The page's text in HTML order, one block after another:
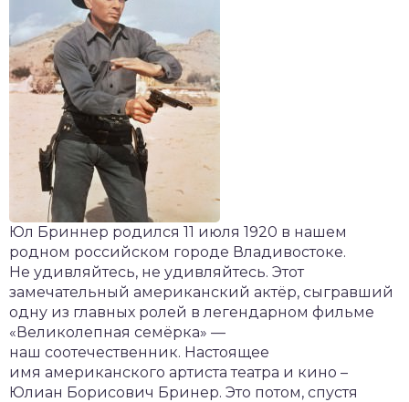
Юл Бриннер родился 11 июля 1920 в нашем
родном российском городе Владивостоке.
Не удивляйтесь, не удивляйтесь. Этот
замечательный американский актёр, сыгравший
одну из главных ролей в легендарном фильме
«Великолепная семёрка» —
наш соотечественник. Настоящее
имя американского артиста театра и кино –
Юлиан Борисович Бринер. Это потом, спустя